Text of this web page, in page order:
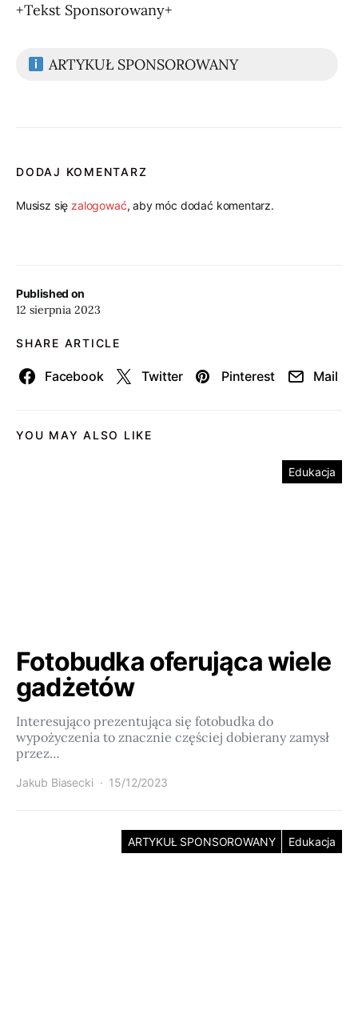
Published on
12 sierpnia 2023
SHARE ARTICLE
Facebook Twitter Pinterest Mail
+Tekst Sponsorowany+
ARTYKUŁ SPONSOROWANY
DODAJ KOMENTARZ
Musisz się zalogować, aby móc dodać komentarz.
YOU MAY ALSO LIKE
Edukacja
Fotobudka oferująca wiele
gadżetów
Interesująco prezentująca się fotobudka do
wypożyczenia to znacznie częściej dobierany zamysł
przez…
Jakub Biasecki 15/12/2023
ARTYKUŁ SPONSOROWANY Edukacja